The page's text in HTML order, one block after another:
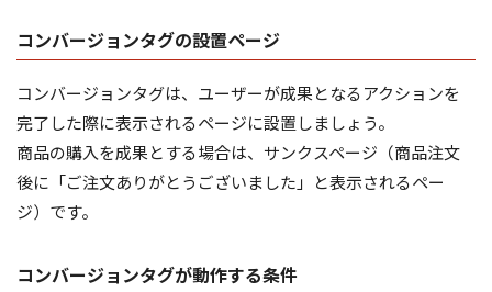
コンバージョンタグの設置ページ
コンバージョンタグは、ユーザーが成果となるアクションを
完了した際に表示されるページに設置しましょう。
商品の購入を成果とする場合は、サンクスページ（商品注文
後に「ご注文ありがとうございました」と表示されるペー
ジ）です。
コンバージョンタグが動作する条件